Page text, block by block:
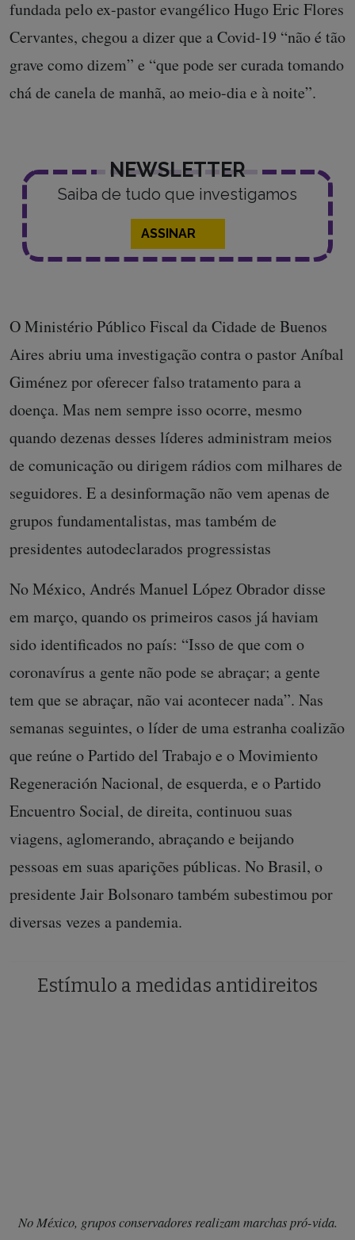
fundada pelo ex-pastor evangélico Hugo Eric Flores
Cervantes, chegou a dizer que a Covid-19 “não é tão
grave como dizem” e “que pode ser curada tomando
chá de canela de manhã, ao meio-dia e à noite”.
NEWSLETTER
Saiba de tudo que investigamos
ASSINAR
O Ministério Público Fiscal da Cidade de Buenos
Aires abriu uma investigação contra o pastor Aníbal
Giménez por oferecer falso tratamento para a
doença. Mas nem sempre isso ocorre, mesmo
quando dezenas desses líderes administram meios
de comunicação ou dirigem rádios com milhares de
seguidores. E a desinformação não vem apenas de
grupos fundamentalistas, mas também de
presidentes autodeclarados progressistas
No México, Andrés Manuel López Obrador disse
em março, quando os primeiros casos já haviam
sido identificados no país: “Isso de que com o
coronavírus a gente não pode se abraçar; a gente
tem que se abraçar, não vai acontecer nada”. Nas
semanas seguintes, o líder de uma estranha coalizão
que reúne o Partido del Trabajo e o Movimiento
Regeneración Nacional, de esquerda, e o Partido
Encuentro Social, de direita, continuou suas
viagens, aglomerando, abraçando e beijando
pessoas em suas aparições públicas. No Brasil, o
presidente Jair Bolsonaro também subestimou por
diversas vezes a pandemia.
Estímulo a medidas antidireitos
No México, grupos conservadores realizam marchas pró-vida.